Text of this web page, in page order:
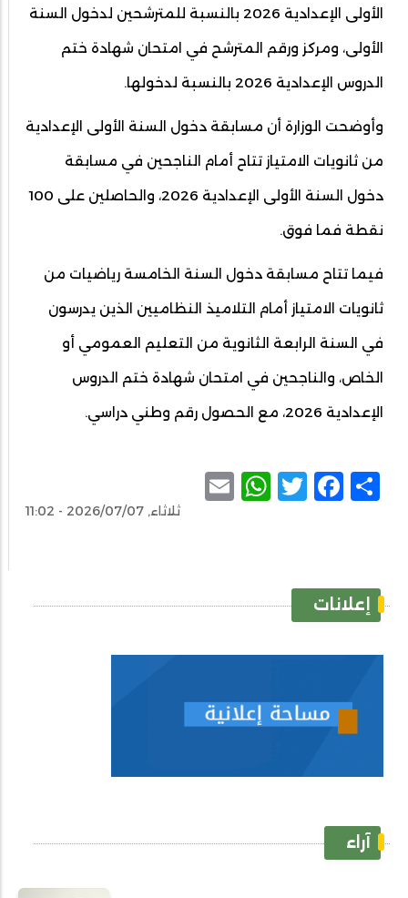
الأولى الإعدادية 2026 بالنسبة للمترشحين لدخول السنة
الأولى، ومركز ورقم المترشح في امتحان شهادة ختم
الدروس الإعدادية 2026 بالنسبة لدخولها.
وأوضحت الوزارة أن مسابقة دخول السنة الأولى الإعدادية
من ثانويات الامتياز تتاح أمام الناجحين في مسابقة
دخول السنة الأولى الإعدادية 2026، والحاصلين على 100
نقطة فما فوق.
فيما تتاح مسابقة دخول السنة الخامسة رياضيات من
ثانويات الامتياز أمام التلاميذ النظاميين الذين يدرسون
في السنة الرابعة الثانوية من التعليم العمومي أو
الخاص، والناجحين في امتحان شهادة ختم الدروس
الإعدادية 2026، مع الحصول رقم وطني دراسي.
Share
Facebook
Twitter
WhatsApp
ثلاثاء, 2026/07/07 - 11:02
إعلانات
آراء